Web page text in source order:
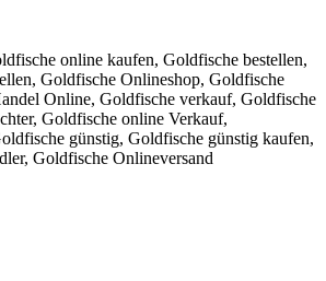
online kaufen, Goldfische bestellen,
Goldfische Onlineshop, Goldfische
Online, Goldfische verkauf, Goldfische
Goldfische online Verkauf,
günstig, Goldfische günstig kaufen,
Goldfische Onlineversand